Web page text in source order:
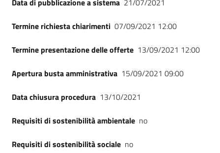
Data di pubblicazione a sistema 21/07/2021
Termine richiesta chiarimenti 07/09/2021 12:00
Termine presentazione delle offerte 13/09/2021 12:00
Apertura busta amministrativa 15/09/2021 09:00
Data chiusura procedura 13/10/2021
Requisiti di sostenibilità ambientale no
Requisiti di sostenibilità sociale no